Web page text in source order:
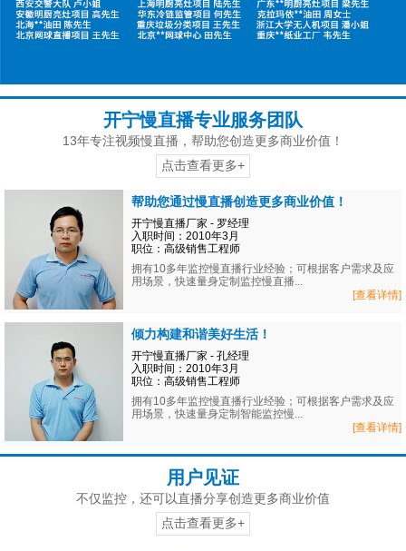
开宁慢直播专业服务团队
13年专注视频慢直播，帮助您创造更多商业价值！
点击查看更多+
帮助您通过慢直播创造更多商业价值！
开宁慢直播厂家 - 罗经理
入职时间：2010年3月
职位：高级销售工程师
拥有10多年监控慢直播行业经验；可根据客户需求及应
用场景，快速量身定制监控慢直播...
[查看详情]
倾力构建和谐美好生活！
开宁慢直播厂家 - 孔经理
入职时间：2010年3月
职位：高级销售工程师
拥有10多年监控慢直播行业经验；可根据客户需求及应
用场景，快速量身定制智能监控慢...
[查看详情]
用户见证
不仅监控，还可以直播分享创造更多商业价值
点击查看更多+